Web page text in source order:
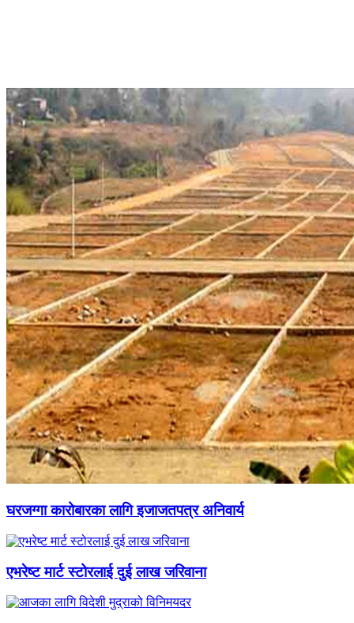
घरजग्गा कारोबारका लागि इजाजतपत्र अनिवार्य
एभरेष्ट मार्ट स्टोरलाई दुई लाख जरिवाना